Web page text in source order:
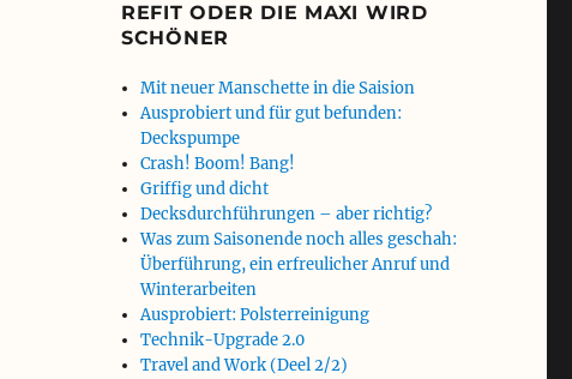
REFIT ODER DIE MAXI WIRD
SCHÖNER
Mit neuer Manschette in die Saision
Ausprobiert und für gut befunden:
Deckspumpe
Crash! Boom! Bang!
Griffig und dicht
Decksdurchführungen – aber richtig?
Was zum Saisonende noch alles geschah:
Überführung, ein erfreulicher Anruf und
Winterarbeiten
Ausprobiert: Polsterreinigung
Technik-Upgrade 2.0
Travel and Work (Deel 2/2)